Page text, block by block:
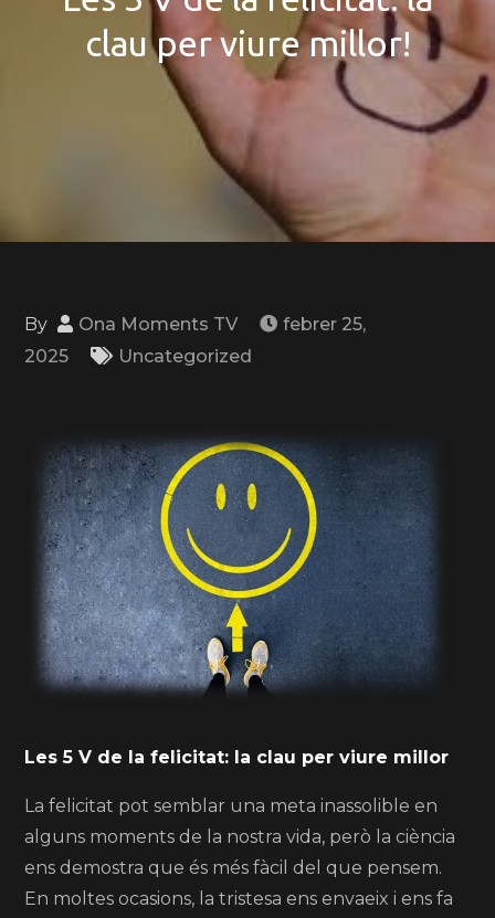
clau per viure millor!
By Ona Moments TV
febrer 25,
2025
Uncategorized
Les 5 V de la felicitat: la clau per viure millor
La felicitat pot semblar una meta inassolible en
alguns moments de la nostra vida, però la ciència
ens demostra que és més fàcil del que pensem.
En moltes ocasions, la tristesa ens envaeix i ens fa